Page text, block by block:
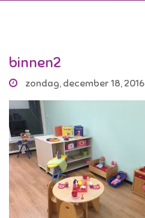
binnen2
zondag, december 18, 2016